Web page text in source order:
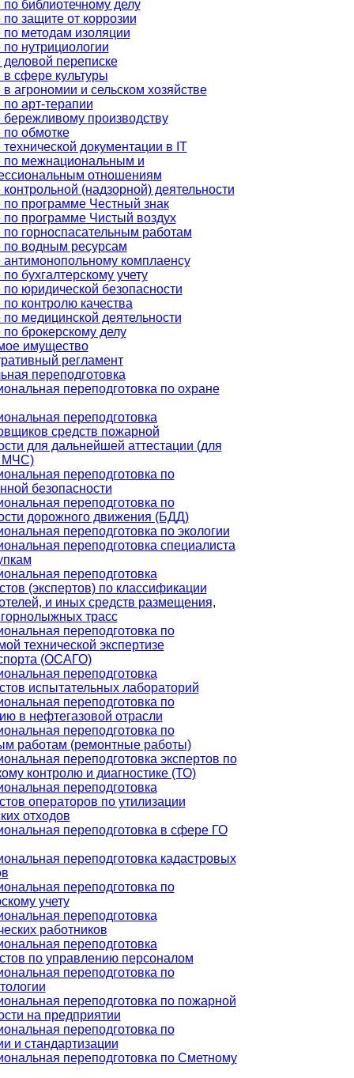
библиотечному делу
защите от коррозии
методам изоляции
нутрициологии
переписке
сфере культуры
агрономии и сельском хозяйстве
арт-терапии
производству
обмотке
документации в IT
по межнациональным и
отношениям
(надзорной) деятельности
программе Честный знак
программе Чистый воздух
горноспасательным работам
по водным ресурсам
комплаенсу
бухгалтерскому учету
юридической безопасности
контролю качества
медицинской деятельности
брокерскому делу
имущество
регламент
переподготовка
переподготовка по охране
переподготовка
средств пожарной
для дальнейшей аттестации (для
МЧС)
переподготовка по
безопасности
переподготовка по
дорожного движения (БДД)
переподготовка по экологии
переподготовка специалиста
переподготовка
(экспертов) по классификации
и иных средств размещения,
трасс
переподготовка по
технической экспертизе
(ОСАГО)
переподготовка
испытательных лабораторий
переподготовка по
в нефтегазовой отрасли
переподготовка по
работам (ремонтные работы)
переподготовка экспертов по
контролю и диагностике (ТО)
переподготовка
операторов по утилизации
отходов
переподготовка в сфере ГО
переподготовка кадастровых
переподготовка по
учету
переподготовка
работников
переподготовка
по управлению персоналом
переподготовка по
переподготовка по пожарной
на предприятии
переподготовка по
и стандартизации
переподготовка по Сметному